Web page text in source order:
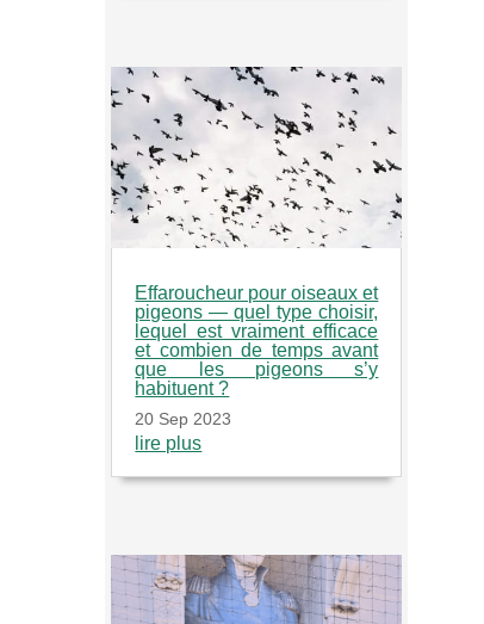
Effaroucheur pour oiseaux et
pigeons — quel type choisir,
lequel est vraiment efficace
et combien de temps avant
que les pigeons s’y
habituent ?
20 Sep 2023
lire plus